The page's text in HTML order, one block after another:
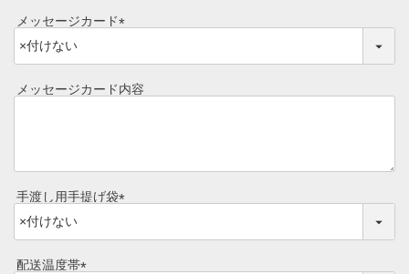
プレミアムギフト
メッセージカード
必
須
メッセージカード内容
手渡し用手提げ袋
必
配送温度帯